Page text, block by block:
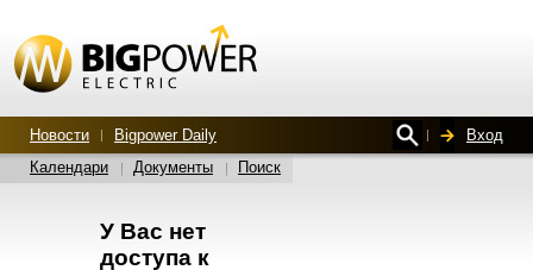
Новости Bigpower Daily
Вход
Календари
Документы Поиск
У Вас нет
доступа к